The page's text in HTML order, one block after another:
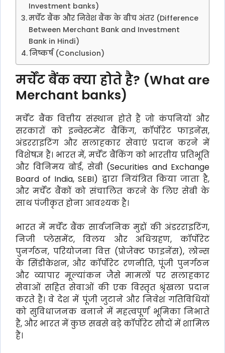
Investment banks)
मर्चेंट बैंक और निवेश बैंक के बीच अंतर (Difference
Between Merchant Bank and Investment
Bank in Hindi)
निष्कर्ष (Conclusion)
मर्चेंट बैंक क्या होते है? (What are
Merchant banks)
मर्चेंट बैंक वित्तीय संस्थान होते हैं जो कंपनियों और
सरकारों को इन्वेस्टमेंट बैंकिंग, कॉर्पोरेट फाइनेंस,
अंडरराइटिंग और सलाहकार सेवाएं प्रदान करने में
विशेषज्ञ हैं। भारत में, मर्चेंट बैंकिंग को भारतीय प्रतिभूति
और विनिमय बोर्ड, सेबी (Securities and Exchange
Board of India, SEBI) द्वारा नियंत्रित किया जाता है,
और मर्चेंट बैंकों को संचालित करने के लिए सेबी के
साथ पंजीकृत होना आवश्यक है।
भारत में मर्चेंट बैंक सार्वजनिक मुद्दों की अंडरराइटिंग,
निजी प्लेसमेंट, विलय और अधिग्रहण, कॉर्पोरेट
पुनर्गठन, परियोजना वित्त (प्रोजेक्ट फाइनेंस), लोन्स
के सिंडीकेशन, और कॉर्पोरेट रणनीति, पूंजी पुनर्गठन
और व्यापार मूल्यांकन जैसे मामलों पर सलाहकार
सेवाओं सहित सेवाओं की एक विस्तृत श्रृंखला प्रदान
करते हैं। वे देश में पूंजी जुटाने और निवेश गतिविधियों
को सुविधाजनक बनाने में महत्वपूर्ण भूमिका निभाते
हैं, और भारत में कुछ सबसे बड़े कॉर्पोरेट सौदों में शामिल
हैं।